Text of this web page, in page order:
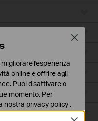
l'esperienza
online e offrire agli
Puoi disattivare o
momento. Per
nostra privacy policy .
Close